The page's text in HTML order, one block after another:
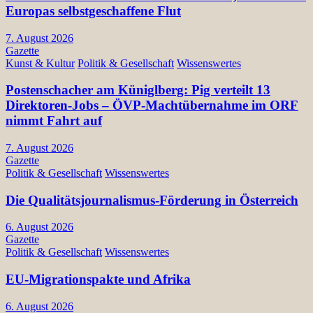
Europas selbstgeschaffene Flut
7. August 2026
Gazette
Kunst & Kultur Politik & Gesellschaft Wissenswertes
Postenschacher am Küniglberg: Pig verteilt 13
Direktoren-Jobs – ÖVP-Machtübernahme im ORF
nimmt Fahrt auf
7. August 2026
Gazette
Politik & Gesellschaft Wissenswertes
Die Qualitätsjournalismus-Förderung in Österreich
6. August 2026
Gazette
Politik & Gesellschaft Wissenswertes
EU-Migrationspakte und Afrika
6. August 2026